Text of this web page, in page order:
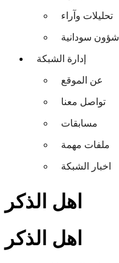
تحليلات وآراء
شؤون سودانية
إدارة الشبكة
عن الموقع
تواصل معنا
مسابقات
ملفات مهمة
اخبار الشبكة
اهل الذكر
اهل الذكر